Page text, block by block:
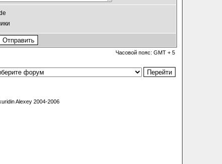
Часовой пояс: GMT + 5
Alexey 2004-2006